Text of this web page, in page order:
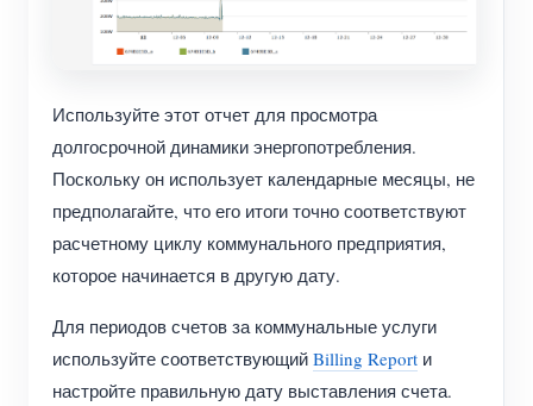
Используйте этот отчет для просмотра
долгосрочной динамики энергопотребления.
Поскольку он использует календарные месяцы, не
предполагайте, что его итоги точно соответствуют
расчетному циклу коммунального предприятия,
которое начинается в другую дату.
Для периодов счетов за коммунальные услуги
используйте соответствующий Billing Report и
настройте правильную дату выставления счета.